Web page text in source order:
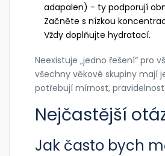
adapalen) - ty podporují
Začněte s nízkou
Vždy doplňujte hydratací.
Neexistuje „jedno řešení“ pro
všechny věkové skupiny mají
potřebují mírnost,
Nejčastější
Jak často bych